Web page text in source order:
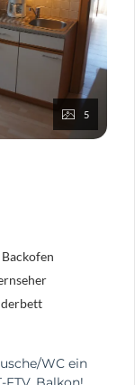
5
Backofen
WC ein